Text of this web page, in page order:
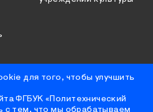
для того, чтобы улучшить
ФГБУК «Политехнический
с тем, что мы обрабатываем